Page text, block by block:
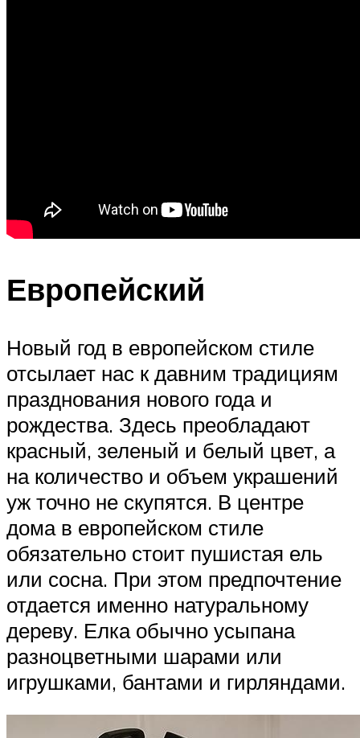
Европейский
Новый год в европейском стиле
отсылает нас к давним традициям
празднования нового года и
рождества. Здесь преобладают
красный, зеленый и белый цвет, а
на количество и объем украшений
уж точно не скупятся. В центре
дома в европейском стиле
обязательно стоит пушистая ель
или сосна. При этом предпочтение
отдается именно натуральному
дереву. Елка обычно усыпана
разноцветными шарами или
игрушками, бантами и гирляндами.